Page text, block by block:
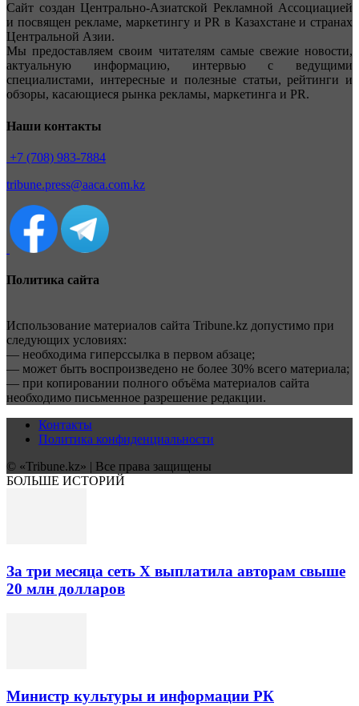
Сайт создан Центрально-Азиатской Рекламной Ассоциацией
и посвящен рекламе, маркетингу и PR в Казахстане и странах
Центральной Азии.
Мы предоставляем своим читателям самые свежие новости,
актуальную информацию, интервью с ведущими
специалистами, интересные и полезные статьи, рейтинги и
обзоры, касающиеся рынка рекламы, маркетинга и PR.
Наши контакты
+7 (708) 983-7884
tribune.press@aaca.com.kz
Политика сайта
Использование материалов сайта Tribune.kz допустимо при
следующих условиях:
— необходима гиперссылка в первом абзаце;
— может быть воспроизведено не более 30% всего материала;
— при копировании полного объёма материалов сайта
необходимо письменное разрешение редакции.
Контакты
Политика конфиденциальности
© «Tribune.kz» | Все права защищены
БОЛЬШЕ ИСТОРИЙ
За три месяца cеть Х выплатила авторам свыше
20 млн долларов
Министр культуры и информации РК